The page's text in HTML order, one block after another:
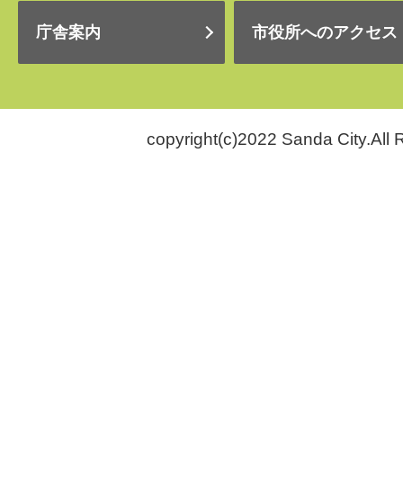
庁舎案内 市役所へのアクセス
copyright(c)2022 Sanda City.All